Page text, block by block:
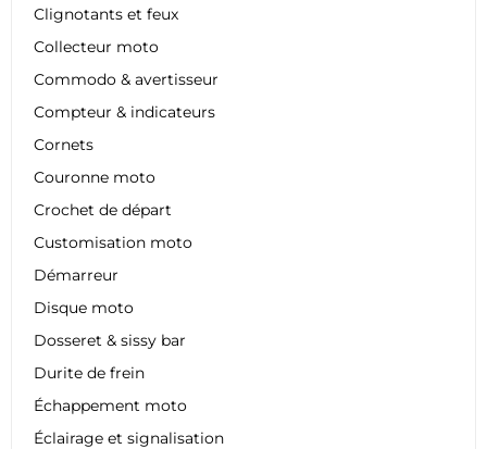
Clignotants et feux
Collecteur moto
Commodo & avertisseur
Compteur & indicateurs
Cornets
Couronne moto
Crochet de départ
Customisation moto
Démarreur
Disque moto
Dosseret & sissy bar
Durite de frein
Échappement moto
Éclairage et signalisation